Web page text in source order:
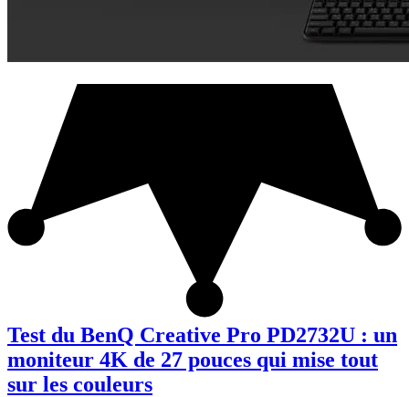
Test du BenQ Creative Pro PD2732U : un
moniteur 4K de 27 pouces qui mise tout
sur les couleurs